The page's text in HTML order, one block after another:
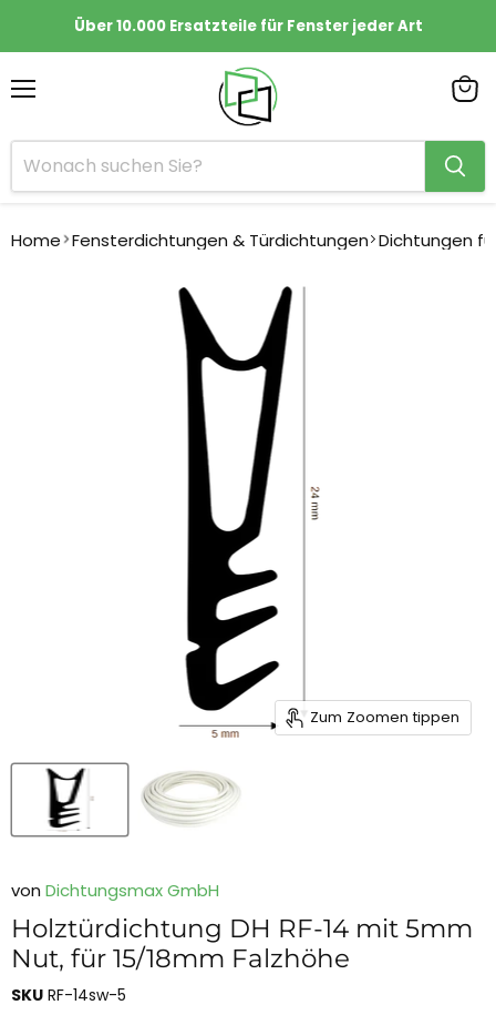
Über 10.000 Ersatzteile für Fenster jeder Art
Home Fensterdichtungen & Türdichtungen Dichtungen
Zum Zoomen tippen
von Dichtungsmax GmbH
Holztürdichtung DH RF-14 mit 5mm
Nut, für 15/18mm Falzhöhe
SKU RF-14sw-5